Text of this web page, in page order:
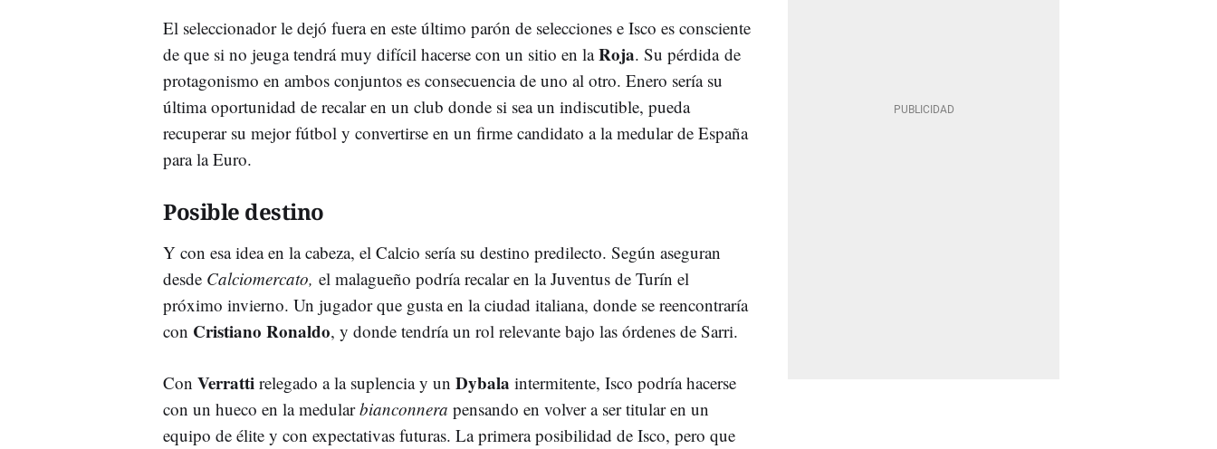
El seleccionador le dejó fuera en este último parón de selecciones e Isco es consciente
de que si no jeuga tendrá muy difícil hacerse con un sitio en laRoja. Su pérdida de
protagonismo en ambos conjuntos es consecuencia de uno al otro. Enero sería su
última oportunidad de recalar en un club donde si sea un indiscutible, pueda
recuperar su mejor fútbol y convertirse en un firme candidato a la medular de España
para la Euro.
Posible destino
Y con esa idea en la cabeza, el Calcio sería su destino predilecto. Según aseguran
desde Calciomercato, el malagueño podría recalar en la Juventus de Turín el
próximo invierno. Un jugador que gusta en la ciudad italiana, donde se reencontraría
con Cristiano Ronaldo, y donde tendría un rol relevante bajo las órdenes de Sarri.
Con Verratti relegado a la suplencia y un Dybala intermitente, Isco podría hacerse
con un hueco en la medularbianconnera pensando en volver a ser titular en un
equipo de élite y con expectativas futuras. La primera posibilidad de Isco, pero que